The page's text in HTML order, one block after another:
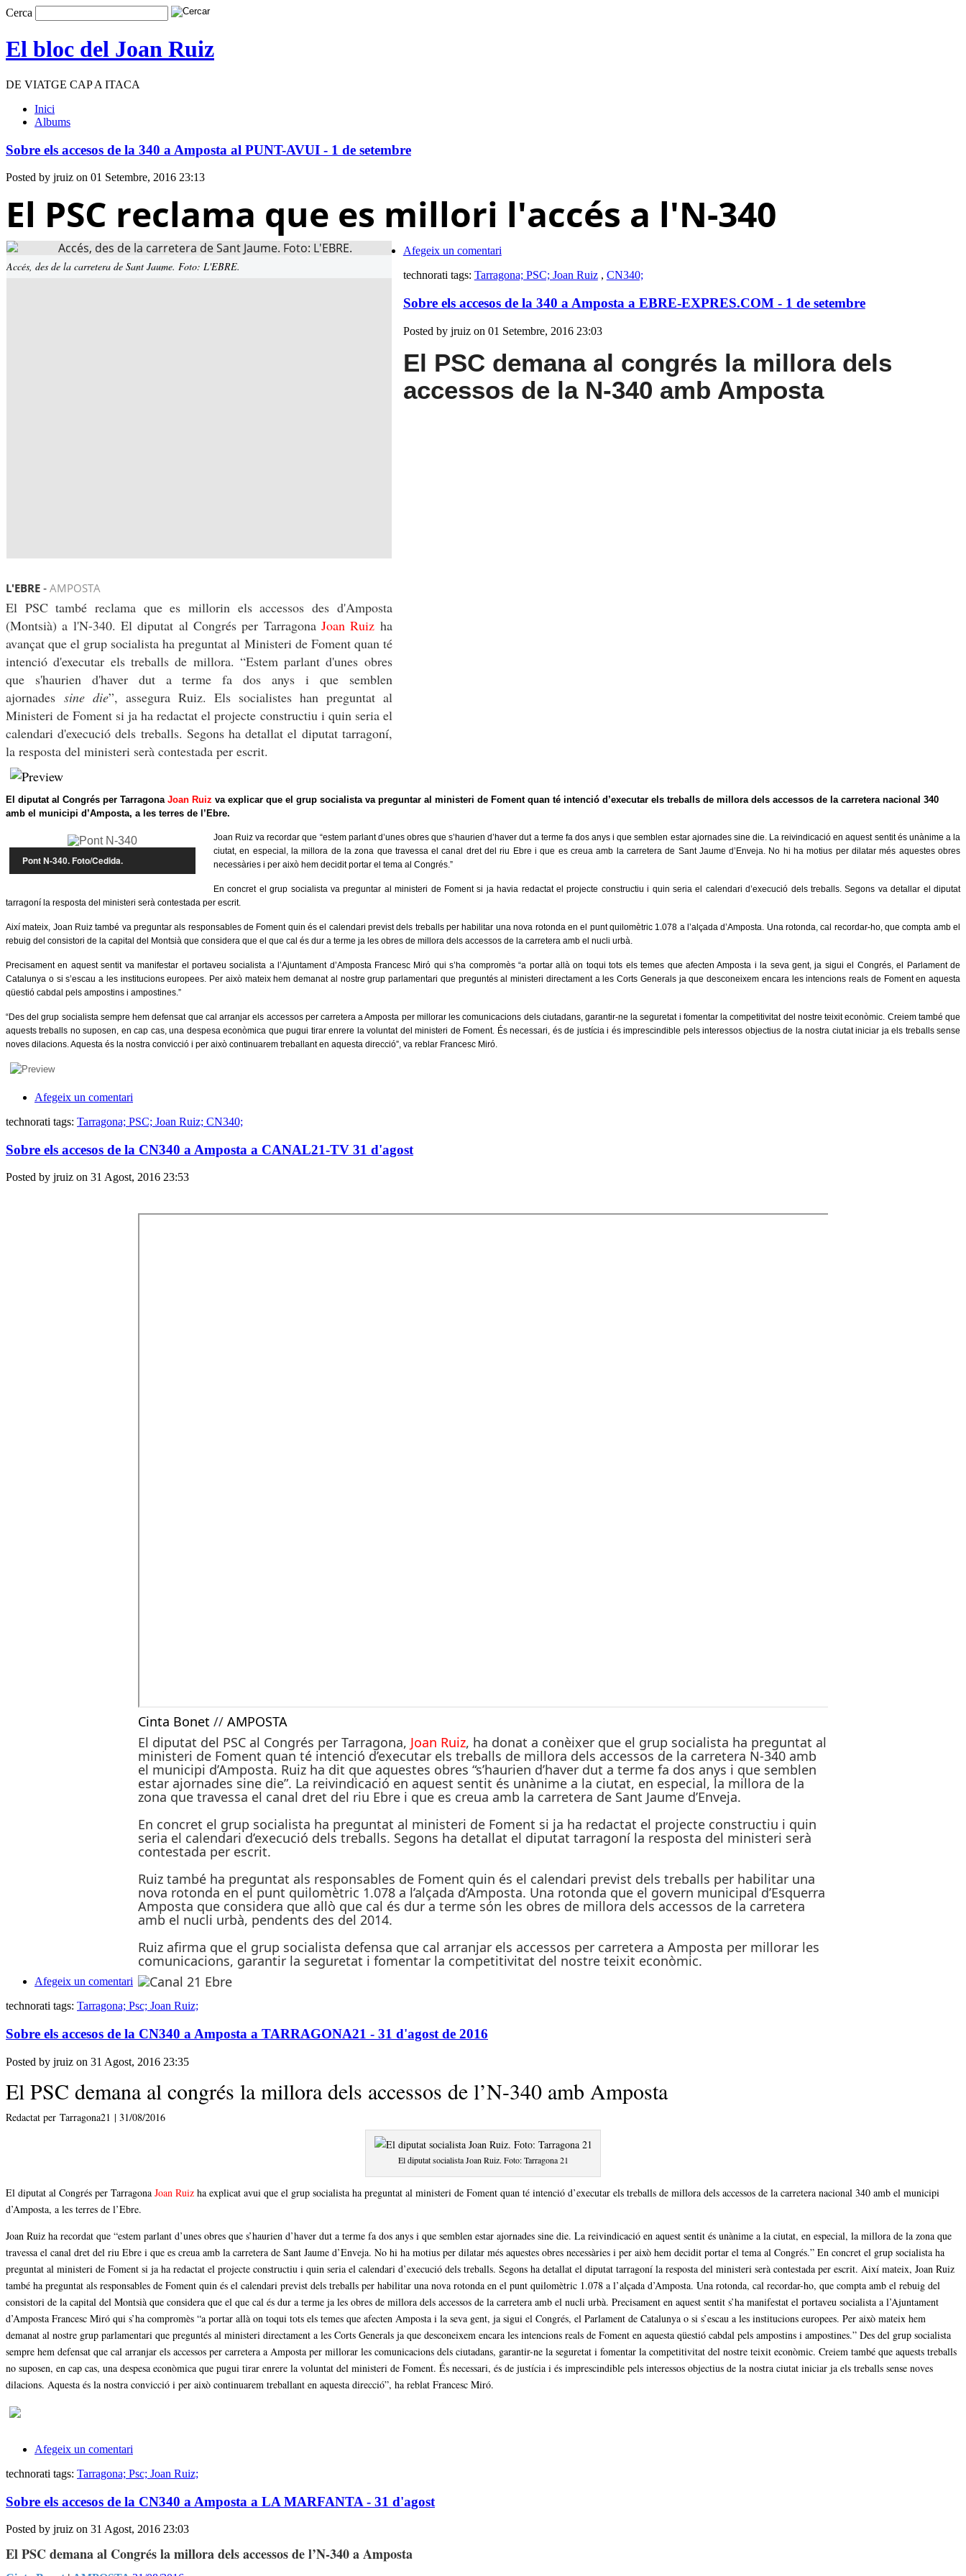
Cerca
El bloc del Joan Ruiz
DE VIATGE CAP A ITACA
Inici
Albums
Sobre els accesos de la 340 a Amposta al PUNT-AVUI - 1 de setembre
Posted by jruiz on 01 Setembre, 2016 23:13
El PSC reclama que es millori l'accés a l'N-340
Accés, des de la carretera de Sant Jaume. Foto: L'EBRE.
L'EBRE - AMPOSTA
El PSC també reclama que es millorin els accessos des d'Amposta
(Montsià) a l'N-340. El diputat al Congrés per TarragonaJoan Ruiz ha
avançat que el grup socialista ha preguntat al Ministeri de Foment quan té
intenció d'executar els treballs de millora. “Estem parlant d'unes obres
que s'haurien d'haver dut a terme fa dos anys i que semblen
ajornades sine die”, assegura Ruiz. Els socialistes han preguntat al
Ministeri de Foment si ja ha redactat el projecte constructiu i quin seria el
calendari d'execució dels treballs. Segons ha detallat el diputat tarragoní,
la resposta del ministeri serà contestada per escrit.
Afegeix un comentari
technorati tags: Tarragona; PSC; Joan Ruiz, CN340;
Sobre els accesos de la 340 a Amposta a EBRE-EXPRES.COM - 1 de setembre
Posted by jruiz on 01 Setembre, 2016 23:03
El PSC demana al congrés la millora dels
accessos de la N-340 amb Amposta
El diputat al Congrés per Tarragona Joan Ruiz va explicar que el grup socialista va preguntar al ministeri de Foment quan té intenció d’executar els treballs de millora dels accessos de la carretera nacional 340
amb el municipi d’Amposta, a les terres de l’Ebre.
Pont N-340. Foto/Cedida.
Joan Ruiz va recordar que “estem parlant d’unes obres que s’haurien d’haver dut a terme fa dos anys i que semblen estar ajornades sine die. La reivindicació en aquest sentit és unànime a la
ciutat, en especial, la millora de la zona que travessa el canal dret del riu Ebre i que es creua amb la carretera de Sant Jaume d’Enveja. No hi ha motius per dilatar més aquestes obres
necessàries i per això hem decidit portar el tema al Congrés.”
En concret el grup socialista va preguntar al ministeri de Foment si ja havia redactat el projecte constructiu i quin seria el calendari d’execució dels treballs. Segons va detallar el diputat
tarragoní la resposta del ministeri serà contestada per escrit.
Així mateix, Joan Ruiz també va preguntar als responsables de Foment quin és el calendari previst dels treballs per habilitar una nova rotonda en el punt quilomètric 1.078 a l’alçada d’Amposta. Una rotonda, cal recordar-ho, que compta amb el
rebuig del consistori de la capital del Montsià que considera que el que cal és dur a terme ja les obres de millora dels accessos de la carretera amb el nucli urbà.
Precisament en aquest sentit va manifestar el portaveu socialista a l’Ajuntament d’Amposta Francesc Miró qui s’ha compromès “a portar allà on toqui tots els temes que afecten Amposta i la seva gent, ja sigui el Congrés, el Parlament de
Catalunya o si s’escau a les institucions europees. Per això mateix hem demanat al nostre grup parlamentari que preguntés al ministeri directament a les Corts Generals ja que desconeixem encara les intencions reals de Foment en aquesta
qüestió cabdal pels ampostins i ampostines.”
“Des del grup socialista sempre hem defensat que cal arranjar els accessos per carretera a Amposta per millorar les comunicacions dels ciutadans, garantir-ne la seguretat i fomentar la competitivitat del nostre teixit econòmic. Creiem també que
aquests treballs no suposen, en cap cas, una despesa econòmica que pugui tirar enrere la voluntat del ministeri de Foment. És necessari, és de justícia i és imprescindible pels interessos objectius de la nostra ciutat iniciar ja els treballs sense
noves dilacions. Aquesta és la nostra convicció i per això continuarem treballant en aquesta direcció”, va reblar Francesc Miró.
Afegeix un comentari
technorati tags: Tarragona; PSC; Joan Ruiz; CN340;
Sobre els accesos de la CN340 a Amposta a CANAL21-TV 31 d'agost
Posted by jruiz on 31 Agost, 2016 23:53
Cinta Bonet // AMPOSTA
El diputat del PSC al Congrés per Tarragona, Joan Ruiz, ha donat a conèixer que el grup socialista ha preguntat al
ministeri de Foment quan té intenció d’executar els treballs de millora dels accessos de la carretera N-340 amb
el municipi d’Amposta. Ruiz ha dit que aquestes obres “s’haurien d’haver dut a terme fa dos anys i que semblen
estar ajornades sine die”. La reivindicació en aquest sentit és unànime a la ciutat, en especial, la millora de la
zona que travessa el canal dret del riu Ebre i que es creua amb la carretera de Sant Jaume d’Enveja.
En concret el grup socialista ha preguntat al ministeri de Foment si ja ha redactat el projecte constructiu i quin
seria el calendari d’execució dels treballs. Segons ha detallat el diputat tarragoní la resposta del ministeri serà
contestada per escrit.
Ruiz també ha preguntat als responsables de Foment quin és el calendari previst dels treballs per habilitar una
nova rotonda en el punt quilomètric 1.078 a l’alçada d’Amposta. Una rotonda que el govern municipal d’Esquerra
Amposta que considera que allò que cal és dur a terme són les obres de millora dels accessos de la carretera
amb el nucli urbà, pendents des del 2014.
Ruiz afirma que el grup socialista defensa que cal arranjar els accessos per carretera a Amposta per millorar les
comunicacions, garantir la seguretat i fomentar la competitivitat del nostre teixit econòmic.
Afegeix un comentari
technorati tags: Tarragona; Psc; Joan Ruiz;
Sobre els accesos de la CN340 a Amposta a TARRAGONA21 - 31 d'agost de 2016
Posted by jruiz on 31 Agost, 2016 23:35
El PSC demana al congrés la millora dels accessos de l’N-340 amb Amposta
Redactat per Tarragona21 | 31/08/2016
El diputat socialista Joan Ruiz. Foto: Tarragona 21
El diputat al Congrés per Tarragona Joan Ruiz ha explicat avui que el grup socialista ha preguntat al ministeri de Foment quan té intenció d’executar els treballs de millora dels accessos de la carretera nacional 340 amb el municipi
d’Amposta, a les terres de l’Ebre.
Joan Ruiz ha recordat que “estem parlant d’unes obres que s’haurien d’haver dut a terme fa dos anys i que semblen estar ajornades sine die. La reivindicació en aquest sentit és unànime a la ciutat, en especial, la millora de la zona que
travessa el canal dret del riu Ebre i que es creua amb la carretera de Sant Jaume d’Enveja. No hi ha motius per dilatar més aquestes obres necessàries i per això hem decidit portar el tema al Congrés.” En concret el grup socialista ha
preguntat al ministeri de Foment si ja ha redactat el projecte constructiu i quin seria el calendari d’execució dels treballs. Segons ha detallat el diputat tarragoní la resposta del ministeri serà contestada per escrit. Així mateix, Joan Ruiz
també ha preguntat als responsables de Foment quin és el calendari previst dels treballs per habilitar una nova rotonda en el punt quilomètric 1.078 a l’alçada d’Amposta. Una rotonda, cal recordar-ho, que compta amb el rebuig del
consistori de la capital del Montsià que considera que el que cal és dur a terme ja les obres de millora dels accessos de la carretera amb el nucli urbà. Precisament en aquest sentit s’ha manifestat el portaveu socialista a l’Ajuntament
d’Amposta Francesc Miró qui s’ha compromès “a portar allà on toqui tots els temes que afecten Amposta i la seva gent, ja sigui el Congrés, el Parlament de Catalunya o si s’escau a les institucions europees. Per això mateix hem
demanat al nostre grup parlamentari que preguntés al ministeri directament a les Corts Generals ja que desconeixem encara les intencions reals de Foment en aquesta qüestió cabdal pels ampostins i ampostines.” Des del grup socialista
sempre hem defensat que cal arranjar els accessos per carretera a Amposta per millorar les comunicacions dels ciutadans, garantir-ne la seguretat i fomentar la competitivitat del nostre teixit econòmic. Creiem també que aquests treballs
no suposen, en cap cas, una despesa econòmica que pugui tirar enrere la voluntat del ministeri de Foment. És necessari, és de justícia i és imprescindible pels interessos objectius de la nostra ciutat iniciar ja els treballs sense noves
dilacions. Aquesta és la nostra convicció i per això continuarem treballant en aquesta direcció”, ha reblat Francesc Miró.
Afegeix un comentari
technorati tags: Tarragona; Psc; Joan Ruiz;
Sobre els accesos de la CN340 a Amposta a LA MARFANTA - 31 d'agost
Posted by jruiz on 31 Agost, 2016 23:03
El PSC demana al Congrés la millora dels accessos de l’N-340 a Amposta